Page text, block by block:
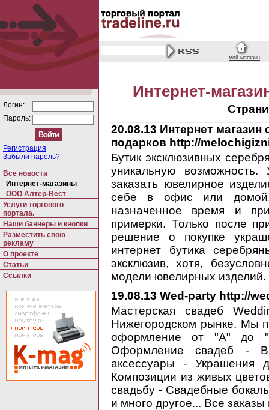
мой магазин
Логин:
Пароль:
Регистрация
Забыли пароль?
Все новости
Интернет-магазины
ООО Алтер-Вест
Услуги торгового
портала.
Наши баннеры и кнопки
Разместить свою
рекламу
О проекте
Статьи
Ссылки
Интернет-
20.08.13 Интернет
подарков http://
Бутик эксклюзивных
уникальную
заказать ювелирное
себе в офис или
назначенное время и
примерки. Только после
решение о покупке
интернет бутика
эксклюзив, хотя,
модели ювелирных изделий.
19.08.13 Wed-party http://
Мастерская свадеб
Нижегородском рынке. Мы
оформление от "А" до
Оформление свадеб -
аксессуары - Украшения
Композиции из живых
свадьбу - Свадебные
и много другое... Все